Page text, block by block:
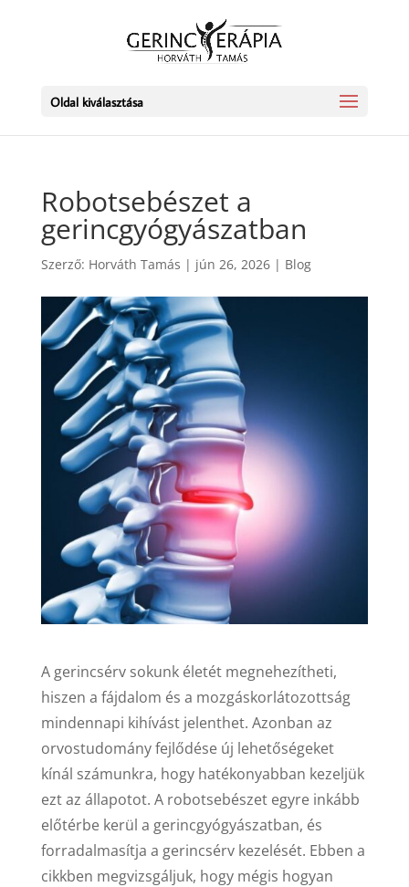
Oldal kiválasztása
Robotsebészet a
gerincgyógyászatban
Szerző: Horváth Tamás | jún 26, 2026| Blog
A gerincsérv sokunk életét megnehezítheti,
hiszen a fájdalom és a mozgáskorlátozottság
mindennapi kihívást jelenthet. Azonban az
orvostudomány fejlődése új lehetőségeket
kínál számunkra, hogy hatékonyabban kezeljük
ezt az állapotot. A robotsebészet egyre inkább
előtérbe kerül a gerincgyógyászatban, és
forradalmasítja a gerincsérv kezelését. Ebben a
cikkben megvizsgáljuk, hogy mégis hogyan